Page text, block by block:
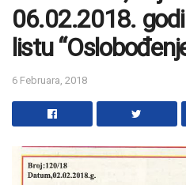
06.02.2018.
listu
6 Februara, 2018